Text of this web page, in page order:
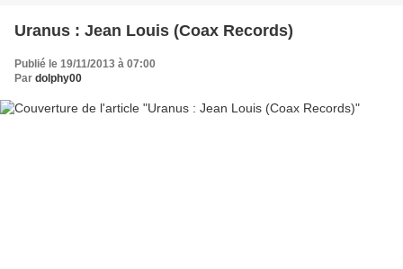
Uranus : Jean Louis (Coax Records)
Publié le 19/11/2013 à 07:00
Par dolphy00